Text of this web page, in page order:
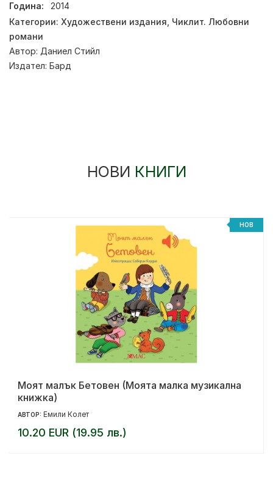
Година:
2014
Категории: Художествени издания Чиклит. Любовни
романи
Автор: Даниел Стийл
Издател: Бард
НОВИ КНИГИ
НОВ
Моят малък Бетовен (Моята малка музикална
книжка)
АВТОР: Емили Колет
10.20 EUR (19.95 лв.)